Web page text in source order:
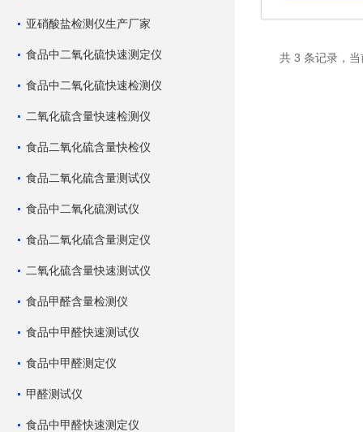
亚硝酸盐检测仪生产厂家
食品中二氧化硫快速测定仪
食品中二氧化硫快速检测仪
二氧化硫含量快速检测仪
食品二氧化硫含量快检仪
食品二氧化硫含量测试仪
食品中二氧化硫测试仪
食品二氧化硫含量测定仪
二氧化硫含量快速测试仪
食品甲醛含量检测仪
食品中甲醛快速测试仪
食品中甲醛测定仪
甲醛测试仪
食品中甲醛快速测定仪
共 3 条记录，